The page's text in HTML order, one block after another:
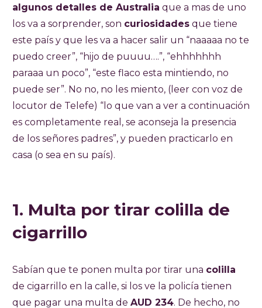
algunos detalles de Australia que a mas de uno
los va a sorprender, son curiosidades que tiene
este país y que les va a hacer salir un “naaaaa no te
puedo creer”, “hijo de puuuu….”, “ehhhhhhh
paraaa un poco”, “este flaco esta mintiendo, no
puede ser”. No no, no les miento, (leer con voz de
locutor de Telefe) “lo que van a ver a continuación
es completamente real, se aconseja la presencia
de los señores padres”, y pueden practicarlo en
casa (o sea en su país).
1. Multa por tirar colilla de
cigarrillo
Sabían que te ponen multa por tirar una colilla
de cigarrillo en la calle, si los ve la policía tienen
que pagar una multa de AUD 234. De hecho, no